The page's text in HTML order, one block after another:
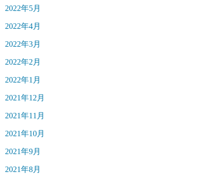
2022年5月
2022年4月
2022年3月
2022年2月
2022年1月
2021年12月
2021年11月
2021年10月
2021年9月
2021年8月